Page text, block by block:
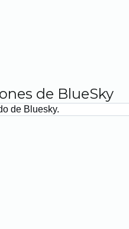
de BlueSky
de Bluesky.